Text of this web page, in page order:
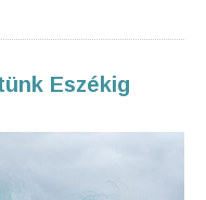
Eszékig